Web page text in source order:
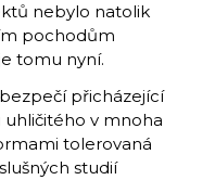
nebylo natolik
pochodům
tomu nyní.
přicházející
uhličitého v mnoha
tolerovaná
studií